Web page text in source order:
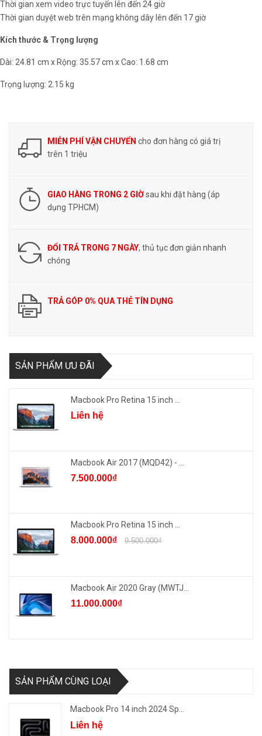
Thời gian xem video trực tuyến lên đến 24 giờ
Thời gian duyệt web trên mạng không dây lên đến 17 giờ
Kích thước & Trọng lượng
Dài: 24.81 cm x Rộng: 35.57 cm x Cao: 1.68 cm
Trọng lượng: 2.15 kg
MIỄN PHÍ VẬN CHUYỂN cho đơn hàng có giá trị
trên 1 triệu
GIAO HÀNG TRONG 2 GIỜsau khi đặt hàng (áp
dụng TPHCM)
ĐỔI TRẢ TRONG 7 NGÀY, thủ tục đơn giản nhanh
chóng
TRẢ GÓP 0% QUA THẺ TÍN DỤNG
SẢN PHẨM ƯU ĐÃI
Macbook Pro Retina 15 inch ...
Liên hệ
Macbook Air 2017 (MQD42) - ...
7.500.000₫
Macbook Pro Retina 15 inch ...
8.000.000₫ 9.500.000₫
Macbook Air 2020 Gray (MWTJ...
11.000.000₫
SẢN PHẨM CÙNG LOẠI
Macbook Pro 14 inch 2024 Sp...
Liên hệ